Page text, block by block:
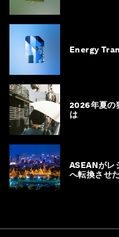
Energy
2026年夏の
は
ASEANがレ
へ転換させ